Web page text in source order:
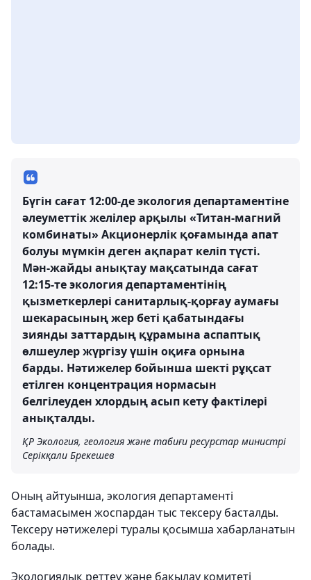
Бүгін сағат 12:00-де экология департаментіне
әлеуметтік желілер арқылы «Титан-магний
комбинаты» Акционерлік қоғамында апат
болуы мүмкін деген ақпарат келіп түсті.
Мән-жайды анықтау мақсатында сағат
12:15-те экология департаментінің
қызметкерлері санитарлық-қорғау аумағы
шекарасының жер беті қабатындағы
зиянды заттардың құрамына аспаптық
өлшеулер жүргізу үшін оқиға орнына
барды. Нәтижелер бойынша шекті рұқсат
етілген концентрация нормасын
белгілеуден хлордың асып кету фактілері
анықталды.
ҚР Экология, геология және табиғи ресурстар министрі
Серікқали Брекешев
Оның айтуынша, экология департаменті
бастамасымен жоспардан тыс тексеру басталды.
Тексеру нәтижелері туралы қосымша хабарланатын
болады.
Экологиялық реттеу және бақылау комитеті